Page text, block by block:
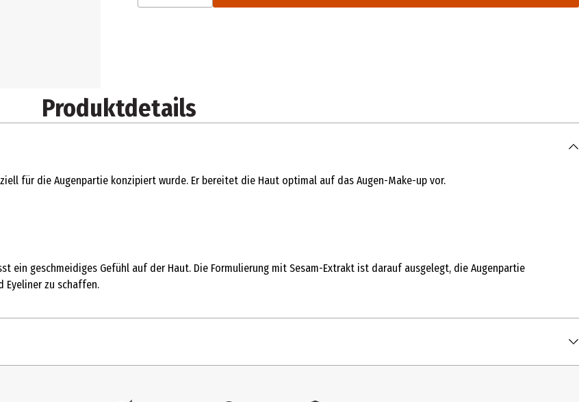
Produktdetails
für die Augenpartie konzipiert wurde. Er bereitet die Haut optimal auf das Augen-Make-up vor.
ein geschmeidiges Gefühl auf der Haut. Die Formulierung mit Sesam-Extrakt ist darauf ausgelegt, die Augenpartie
Eyeliner zu schaffen.